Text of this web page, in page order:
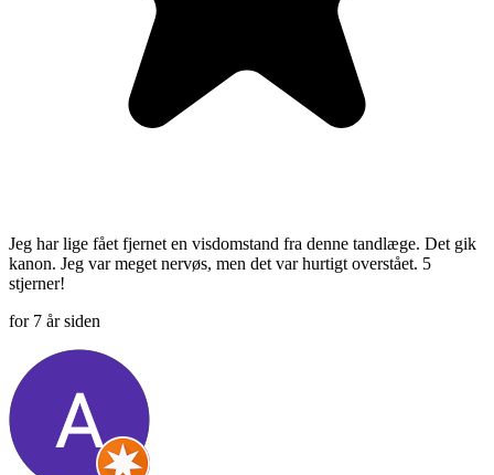
Jeg har lige fået fjernet en visdomstand fra denne tandlæge. Det gik
kanon. Jeg var meget nervøs, men det var hurtigt overstået. 5
stjerner!
for 7 år siden